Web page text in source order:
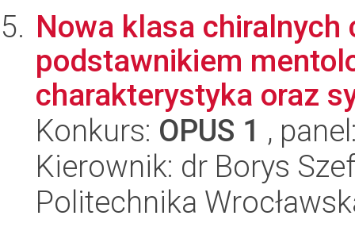
Nowa klasa chiralnych
podstawnikiem
charakterystyka oraz
Konkurs: OPUS 1 ,
Kierownik: dr Borys
Politechnika